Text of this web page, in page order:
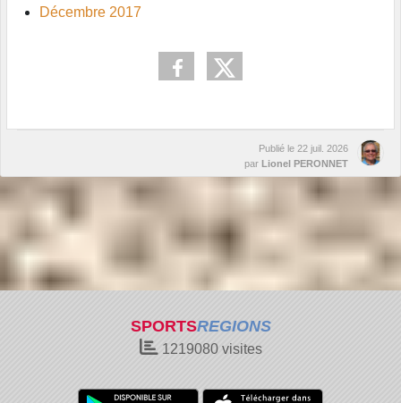
Décembre 2017
Publié le 22 juil. 2026
par Lionel PERONNET
SPORTSREGIONS
1219080visites